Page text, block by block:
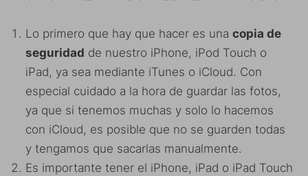
Lo primero que hay que hacer es una copia de
seguridad de nuestro iPhone, iPod Touch o
iPad, ya sea mediante iTunes o iCloud. Con
especial cuidado a la hora de guardar las fotos,
ya que si tenemos muchas y solo lo hacemos
con iCloud, es posible que no se guarden todas
y tengamos que sacarlas manualmente.
Es importante tener el iPhone, iPad o iPad Touch